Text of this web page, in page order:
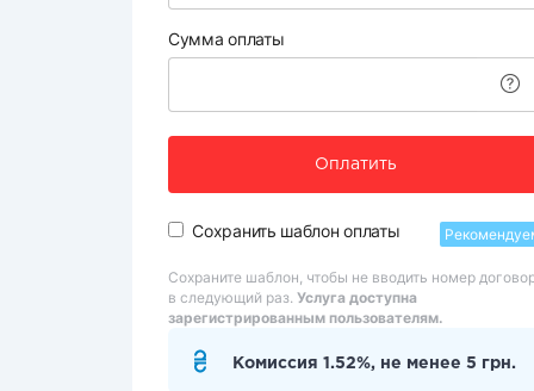
Сумма оплаты
Оплатить
Сохранить шаблон оплаты
Сохраните шаблон, чтобы не вводить номер
в следующий раз. Услуга доступна
зарегистрированным пользователям.
Комиссия 1.52%, не менее 5 грн.